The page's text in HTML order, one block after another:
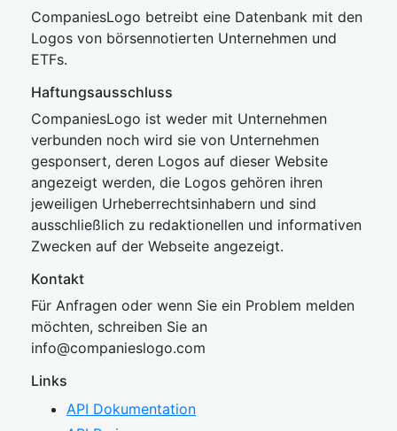
CompaniesLogo betreibt eine Datenbank mit den
Logos von börsennotierten Unternehmen und
ETFs.
Haftungsausschluss
CompaniesLogo ist weder mit Unternehmen
verbunden noch wird sie von Unternehmen
gesponsert, deren Logos auf dieser Website
angezeigt werden, die Logos gehören ihren
jeweiligen Urheberrechtsinhabern und sind
ausschließlich zu redaktionellen und informativen
Zwecken auf der Webseite angezeigt.
Kontakt
Für Anfragen oder wenn Sie ein Problem melden
möchten, schreiben Sie an
info@companieslogo.com
Links
API Dokumentation